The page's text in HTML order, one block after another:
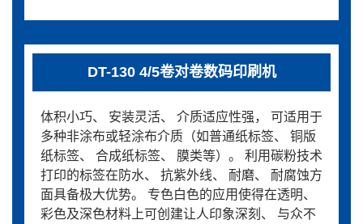
DT-130 4/5卷对卷数码印刷机
体积小巧、 安装灵活、 介质适应性强， 可适用于
多种非涂布或轻涂布介质（如普通纸标签、 铜版
纸标签、 合成纸标签、 膜类等）。 利用碳粉技术
打印的标签在防水、 抗紫外线、 耐磨、 耐腐蚀方
面具备极大优势。 专色白色的应用使得在透明、
彩色及深色材料上可创建让人印象深刻、 与众不